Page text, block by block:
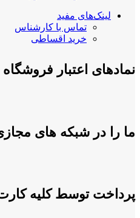
لینک‌های مفید
تماس با کارشناس
خرید اقساطی
نمادهای اعتبار فروشگاه
ما را در شبکه های
پرداخت توسط کلیه